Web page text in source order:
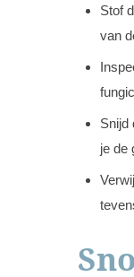
Stof
van
Snijd
je de